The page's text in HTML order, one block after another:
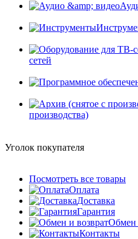
сетей
производства)
Уголок покупателя
Посмотреть все товары
Оплата
Доставка
Гарантия
Обмен
Контакты